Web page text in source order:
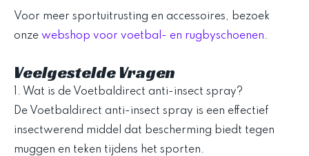
Voor meer sportuitrusting en accessoires, bezoek
onze webshop voor voetbal- en rugbyschoenen.
Veelgestelde Vragen
1. Wat is de Voetbaldirect anti-insect spray?
De Voetbaldirect anti-insect spray is een effectief
insectwerend middel dat bescherming biedt tegen
muggen en teken tijdens het sporten.